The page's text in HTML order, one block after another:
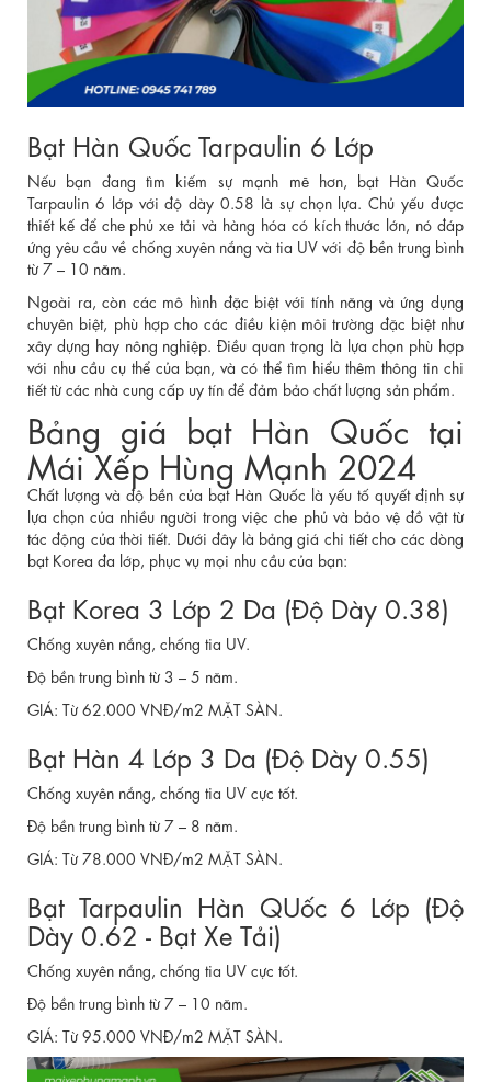
Bạt Hàn Quốc Tarpaulin 6 Lớp
Nếu bạn đang tìm kiếm sự mạnh mẽ hơn, bạt Hàn Quốc
Tarpaulin 6 lớp với độ dày 0.58 là sự chọn lựa. Chủ yếu được
thiết kế để che phủ xe tải và hàng hóa có kích thước lớn, nó đáp
ứng yêu cầu về chống xuyên nắng và tia UV với độ bền trung bình
từ 7 – 10 năm.
Ngoài ra, còn các mô hình đặc biệt với tính năng và ứng dụng
chuyên biệt, phù hợp cho các điều kiện môi trường đặc biệt như
xây dựng hay nông nghiệp. Điều quan trọng là lựa chọn phù hợp
với nhu cầu cụ thể của bạn, và có thể tìm hiểu thêm thông tin chi
tiết từ các nhà cung cấp uy tín để đảm bảo chất lượng sản phẩm.
Bảng giá bạt Hàn Quốc tại
Mái Xếp Hùng Mạnh 2024
Chất lượng và độ bền của bạt Hàn Quốc là yếu tố quyết định sự
lựa chọn của nhiều người trong việc che phủ và bảo vệ đồ vật từ
tác động của thời tiết. Dưới đây là bảng giá chi tiết cho các dòng
bạt Korea đa lớp, phục vụ mọi nhu cầu của bạn:
Bạt Korea 3 Lớp 2 Da (Độ Dày 0.38)
Chống xuyên nắng, chống tia UV.
Độ bền trung bình từ 3 – 5 năm.
GIÁ: Từ 62.000 VNĐ/m2 MẶT SÀN.
Bạt Hàn 4 Lớp 3 Da (Độ Dày 0.55)
Chống xuyên nắng, chống tia UV cực tốt.
Độ bền trung bình từ 7 – 8 năm.
GIÁ: Từ 78.000 VNĐ/m2 MẶT SÀN.
Bạt Tarpaulin Hàn QUốc 6 Lớp (Độ
Dày 0.62 - Bạt Xe Tải)
Chống xuyên nắng, chống tia UV cực tốt.
Độ bền trung bình từ 7 – 10 năm.
GIÁ: Từ 95.000 VNĐ/m2 MẶT SÀN.